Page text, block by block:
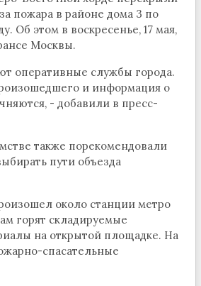
пожара в районе дома 3 по
Об этом в воскресенье, 17 мая,
Москвы.
оперативные службы города.
и информация о
- добавили в пресс-
также порекомендовали
пути объезда
около станции метро
горят складируемые
на открытой площадке. На
спасательные